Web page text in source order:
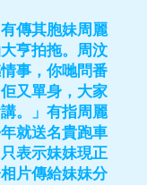
傳其胞妹周麗
亨拍拖。周汶
事，你哋問番
又單身，大家
。」有指周麗
就送名貴跑車
表示妹妹現正
片傳給妹妹分